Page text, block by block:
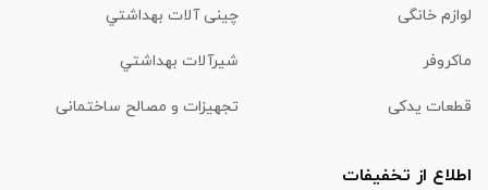
لوازم خانگی چینی آلات بهداشتي
ماكروفر شیرآلات بهداشتي
قطعات یدکی تجهیزات و مصالح ساختمانی
اطلاع از تخفیفات